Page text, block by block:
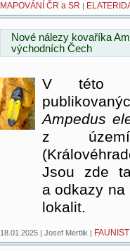
MAPOVÁNÍ ČR a SR |
Nové nálezy kovaříka
východních Čech
V této
Ampedus
z
Jsou zde
a odkazy
lokalit.
18.01.2025 | Josef Mertlik |